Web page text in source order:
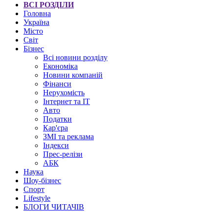
ВСІ РОЗДІЛИ
Головна
Україна
Місто
Світ
Бізнес
Всі новини розділу
Економіка
Новини компаній
Фінанси
Нерухомість
Інтернет та IT
Авто
Податки
Кар'єра
ЗМІ та реклама
Індекси
Прес-релізи
АБК
Наука
Шоу-бізнес
Спорт
Lifestyle
БЛОГИ ЧИТАЧІВ